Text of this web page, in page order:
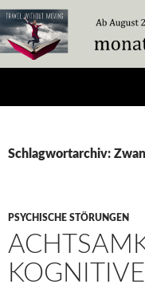
Zum
Inhalt
springen
Schlagwortarchiv:
PSYCHISCHE STÖRUNGEN